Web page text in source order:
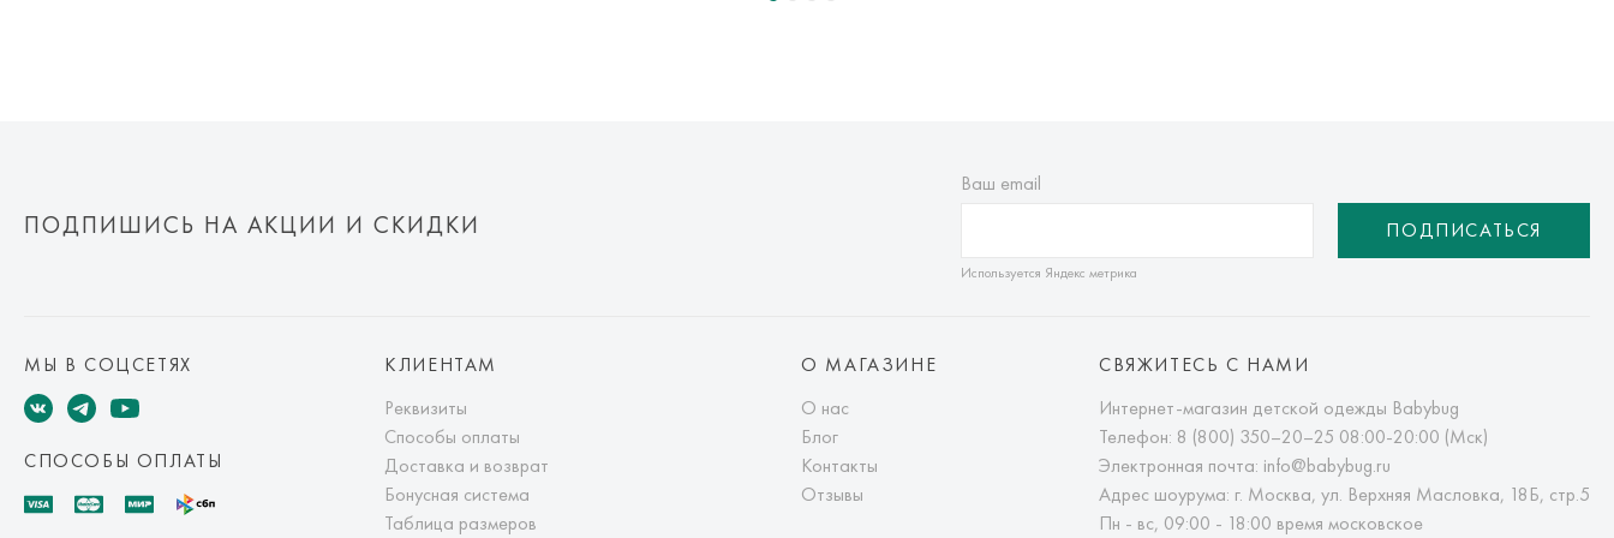
ПОДПИШИСЬ НА АКЦИИ И СКИДКИ
Ваш email
Используется Яндекс метрика
ПОДПИСАТЬСЯ
МЫ В СОЦСЕТЯХ
СПОСОБЫ ОПЛАТЫ
КЛИЕНТАМ
Реквизиты
Способы оплаты
Доставка и возврат
Бонусная система
Таблица размеров
О МАГАЗИНЕ
О нас
Блог
Контакты
Отзывы
СВЯЖИТЕСЬ С НАМИ
Интернет-магазин детской одежды Babybug
Телефон: 8 (800) 350–20–25 08:00-20:00 (Мск)
Электронная почта: info@babybug.ru
Адрес шоурума: г. Москва, ул. Верхняя Масловка, 18Б, стр.5
Пн - вс, 09:00 - 18:00 время московское